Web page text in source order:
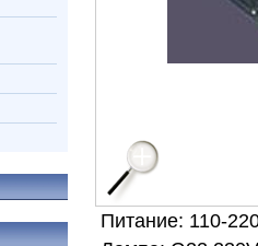
Питание: 110-